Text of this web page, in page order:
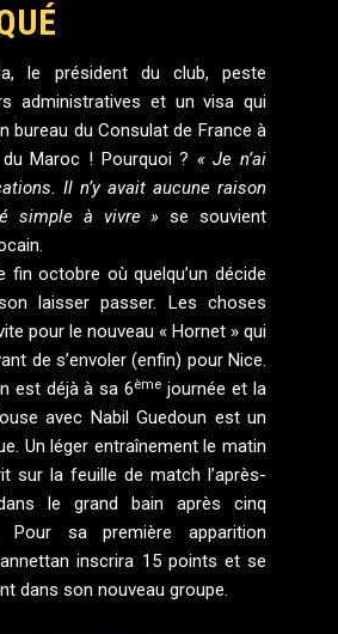
le président du club, peste
administratives et un visa qui
bureau du Consulat de France à
Maroc ! Pourquoi ? « Je n’ai
Il n’y avait aucune raison
simple à vivre » se souvient
fin octobre où quelqu’un décide
laisser passer. Les choses
pour le nouveau « Hornet » qui
de s’envoler (enfin) pour Nice.
est déjà à sa 6ème journée et la
avec Nabil Guedoun est un
Un léger entraînement le matin
sur la feuille de match l’après-
le grand bain après cinq
sa première apparition
inscrira 15 points et se
dans son nouveau groupe.